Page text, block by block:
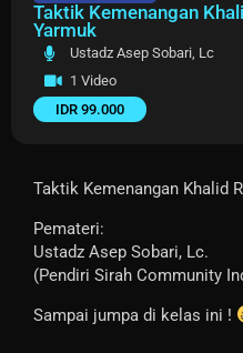
Taktik Kemenangan
Yarmuk
Ustadz Asep Sobari, Lc
1 Video
IDR 99.000
Taktik Kemenangan Khalid
Pemateri:
Ustadz Asep Sobari, Lc.
(Pendiri Sirah Community
Sampai jumpa di kelas ini !